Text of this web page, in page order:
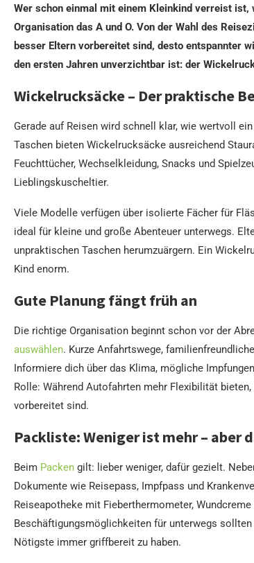
Wer schon einmal mit einem Kleinkind verreist
Organisation das A und O. Von der Wahl des
besser Eltern vorbereitet sind, desto entspannter
den ersten Jahren unverzichtbar ist: der
Wickelrucksäcke – Der praktische
Gerade auf Reisen wird schnell klar, wie wertvoll ein
Taschen bieten Wickelrucksäcke ausreichend
Feuchttücher, Wechselkleidung, Snacks und
Lieblingskuscheltier.
Viele Modelle verfügen über isolierte Fächer für
ideal für kleine und große Abenteuer unterwegs.
unpraktischen Taschen herumzuärgern. Ein
Kind enorm.
Gute Planung fängt früh an
Die richtige Organisation beginnt schon vor der
auswählen. Kurze Anfahrtswege,
Informiere dich über das Klima, mögliche
Rolle: Während Autofahrten mehr Flexibilität
vorbereitet sind.
Packliste: Weniger ist mehr – aber
Beim Packen gilt: lieber weniger, dafür gezielt.
Dokumente wie Reisepass, Impfpass und
Reiseapotheke mit Fieberthermometer,
Beschäftigungsmöglichkeiten für unterwegs
Nötigste immer griffbereit zu haben.